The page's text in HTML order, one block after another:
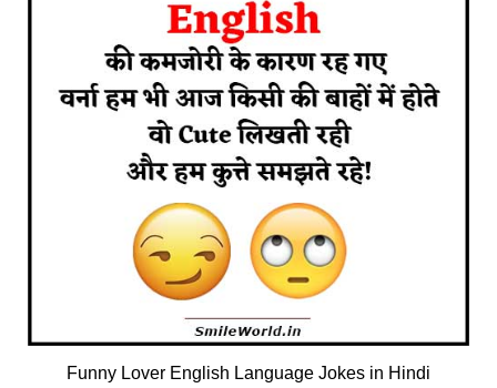
Funny Lover English Language Jokes in Hindi